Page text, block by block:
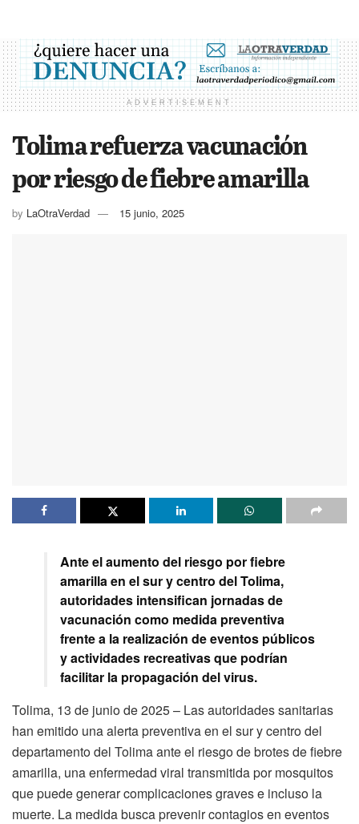
ADVERTISEMENT
Tolima refuerza vacunación
por riesgo de fiebre amarilla
by LaOtraVerdad 15 junio, 2025
Ante el aumento del riesgo por fiebre
amarilla en el sur y centro del Tolima,
autoridades intensifican jornadas de
vacunación como medida preventiva
frente a la realización de eventos públicos
y actividades recreativas que podrían
facilitar la propagación del virus.
Tolima, 13 de junio de 2025 – Las autoridades sanitarias
han emitido una alerta preventiva en el sur y centro del
departamento del Tolima ante el riesgo de brotes de fiebre
amarilla, una enfermedad viral transmitida por mosquitos
que puede generar complicaciones graves e incluso la
muerte. La medida busca prevenir contagios en eventos